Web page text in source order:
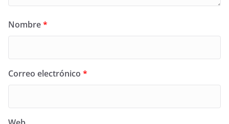
Nombre*
Correo electrónico *